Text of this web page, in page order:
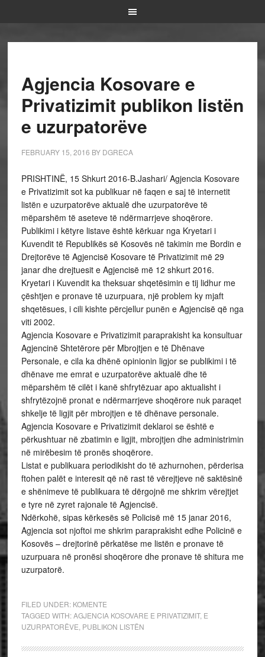
Agjencia Kosovare e
Privatizimit publikon listën
e uzurpatorëve
FEBRUARY 15, 2016 BY DGRECA
PRISHTINË, 15 Shkurt 2016-B.Jashari/ Agjencia Kosovare
e Privatizimit sot ka publikuar në faqen e saj të internetit
listën e uzurpatorëve aktualë dhe uzurpatorëve të
mëparshëm të aseteve të ndërmarrjeve shoqërore.
Publikimi i këtyre listave është kërkuar nga Kryetari i
Kuvendit të Republikës së Kosovës në takimin me Bordin e
Drejtorëve të Agjencisë Kosovare të Privatizimit më 29
janar dhe drejtuesit e Agjencisë më 12 shkurt 2016.
Kryetari i Kuvendit ka theksuar shqetësimin e tij lidhur me
çështjen e pronave të uzurpuara, një problem ky mjaft
shqetësues, i cili kishte përcjellur punën e Agjencisë që nga
viti 2002.
Agjencia Kosovare e Privatizimit paraprakisht ka konsultuar
Agjencinë Shtetërore për Mbrojtjen e të Dhënave
Personale, e cila ka dhënë opinionin ligjor se publikimi i të
dhënave me emrat e uzurpatorëve aktualë dhe të
mëparshëm të cilët i kanë shfrytëzuar apo aktualisht i
shfrytëzojnë pronat e ndërmarrjeve shoqërore nuk paraqet
shkelje të ligjit për mbrojtjen e të dhënave personale.
Agjencia Kosovare e Privatizimit deklaroi se është e
përkushtuar në zbatimin e ligjit, mbrojtjen dhe administrimin
në mirëbesim të pronës shoqërore.
Listat e publikuara periodikisht do të azhurnohen, përderisa
ftohen palët e interesit që në rast të vërejtjeve në saktësinë
e shënimeve të publikuara të dërgojnë me shkrim vërejtjet
e tyre në zyret rajonale të Agjencisë.
Ndërkohë, sipas kërkesës së Policisë më 15 janar 2016,
Agjencia sot njoftoi me shkrim paraprakisht edhe Policinë e
Kosovës – drejtorinë përkatëse me listën e pronave të
uzurpuara në pronësi shoqërore dhe pronave të shitura me
uzurpatorë.
FILED UNDER: KOMENTE
TAGGED WITH:AGJENCIA KOSOVARE E PRIVATIZIMIT, E
UZURPATORËVE PUBLIKON LISTËN